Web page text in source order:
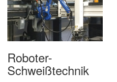
Roboter-
Schweißtechnik